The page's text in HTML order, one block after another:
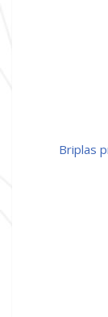
briplas protect feltro 4 bandas ref.111 cast.